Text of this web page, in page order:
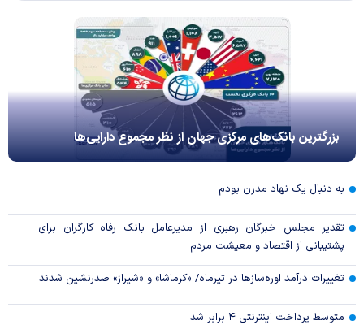
بزرگترین بانک‌های مرکزی جهان از نظر مجموع دارایی‌ها
به دنبال یک نهاد مدرن بودم
تقدیر مجلس خبرگان رهبری از مدیرعامل بانک رفاه کارگران برای
پشتیبانی از اقتصاد و معیشت مردم
تغییرات درآمد اوره‌سازها در تیرماه/ «کرماشا» و «شیراز» صدرنشین شدند
متوسط پرداخت اینترنتی ۴ برابر شد